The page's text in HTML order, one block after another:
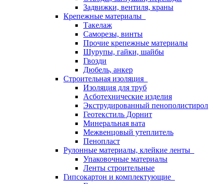
Задвижки, вентиля, краны
Крепежные материалы
Такелаж
Саморезы, винты
Прочие крепежные материалы
Шурупы, гайки, шайбы
Гвозди
Дюбель, анкер
Строительная изоляция
Изоляция для труб
Асботехнические изделия
Экструдированный пенополистирол
Геотекстиль Дорнит
Минеральная вата
Межвенцовый утеплитель
Пенопласт
Рулонные материалы, клейкие ленты
Упаковочные материалы
Ленты строительные
Гипсокартон и комплектующие